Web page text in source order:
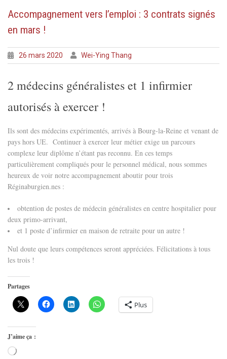
Accompagnement vers l’emploi : 3 contrats signés
en mars !
26 mars 2020 Wei-Ying Thang
2 médecins généralistes et 1 infirmier
autorisés à exercer !
Ils sont des médecins expérimentés, arrivés à Bourg-la-Reine et venant de
pays hors UE. Continuer à exercer leur métier exige un parcours
complexe leur diplôme n’étant pas reconnu. En ces temps
particulièrement compliqués pour le personnel médical, nous sommes
heureux de voir notre accompagnement aboutir pour trois
Réginaburgien.nes :
obtention de postes de médecin généralistes en centre hospitalier pour
deux primo-arrivant,
et 1 poste d’infirmier en maison de retraite pour un autre !
Nul doute que leurs compétences seront appréciées. Félicitations à tous
les trois !
Partages
Plus
J’aime ça :
Chargement…